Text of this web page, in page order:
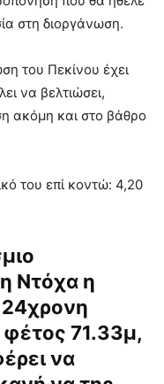
στη διοργάνωση.
του Πεκίνου έχει
να βελτιώσει,
ακόμη και στο βάθρο
του επί κοντώ: 4,20
Ντόχα η
φέτος 71.33μ,
να